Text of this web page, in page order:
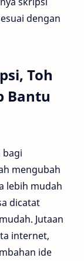
dengan
Toh
Bantu
bagi
mengubah
lebih mudah
dicatat
Jutaan
internet,
ide